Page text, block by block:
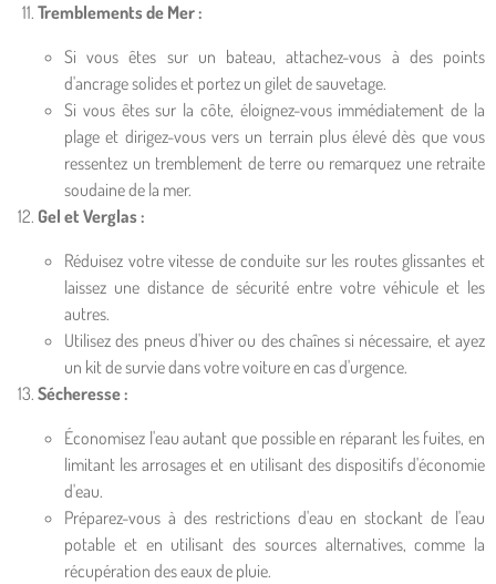
Tremblements de Mer :
Si vous êtes sur un bateau, attachez-vous à des points
d'ancrage solides et portez un gilet de sauvetage.
Si vous êtes sur la côte, éloignez-vous immédiatement de la
plage et dirigez-vous vers un terrain plus élevé dès que vous
ressentez un tremblement de terre ou remarquez une retraite
soudaine de la mer.
Gel et Verglas :
Réduisez votre vitesse de conduite sur les routes glissantes et
laissez une distance de sécurité entre votre véhicule et les
autres.
Utilisez des pneus d'hiver ou des chaînes si nécessaire, et ayez
un kit de survie dans votre voiture en cas d'urgence.
Sécheresse :
Économisez l'eau autant que possible en réparant les fuites, en
limitant les arrosages et en utilisant des dispositifs d'économie
d'eau.
Préparez-vous à des restrictions d'eau en stockant de l'eau
potable et en utilisant des sources alternatives, comme la
récupération des eaux de pluie.